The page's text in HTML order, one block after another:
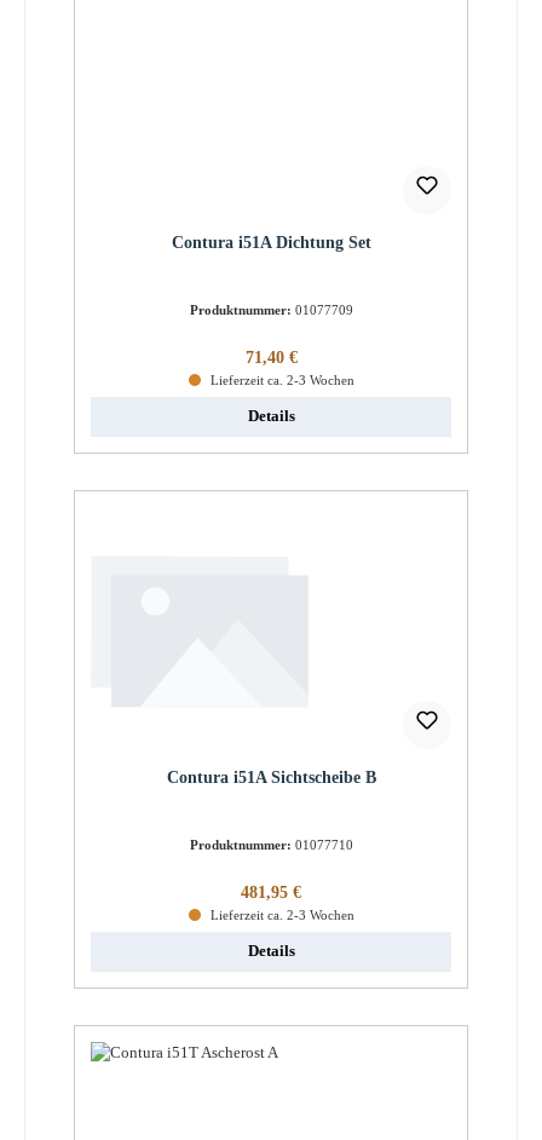
Contura i51A Dichtung Set
Produktnummer: 01077709
Regulärer Preis:
71,40 €
Lieferzeit ca. 2-3 Wochen
Details
Contura i51A Sichtscheibe B
Produktnummer: 01077710
Regulärer Preis:
481,95 €
Lieferzeit ca. 2-3 Wochen
Details